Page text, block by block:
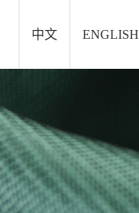
中文 ENGLISH